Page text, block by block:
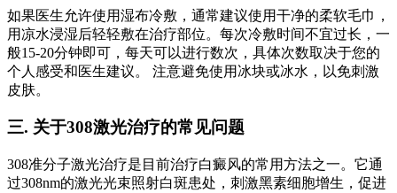
如果医生允许使用湿布冷敷，通常建议使用干净的柔软毛巾，
用凉水浸湿后轻轻敷在治疗部位。每次冷敷时间不宜过长，一
般15-20分钟即可，每天可以进行数次，具体次数取决于您的
个人感受和医生建议。 注意避免使用冰块或冰水，以免刺激
皮肤。
三. 关于308激光治疗的常见问题
308准分子激光治疗是目前治疗白癜风的常用方法之一。它通
过308nm的激光光束照射白斑患处，刺激黑素细胞增生，促进